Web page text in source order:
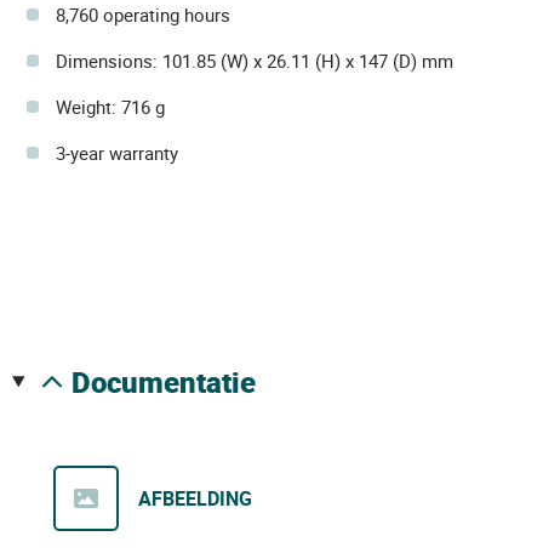
8,760 operating hours
Dimensions: 101.85 (W) x 26.11 (H) x 147 (D) mm
Weight: 716 g
3-year warranty
documentatie
AFBEELDING